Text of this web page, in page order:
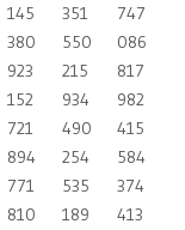
145 351
747
380 550
086
923 215
817
152 934
982
721 490
415
894 254
584
771 535
374
810 189
413